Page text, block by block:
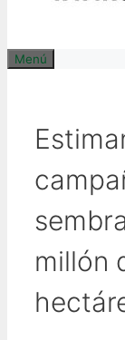
Menú
millón